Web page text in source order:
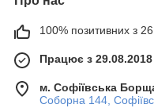
100% позитивних з 26
Працює з 29.08.2018
м. Софіївська
Соборна 144,